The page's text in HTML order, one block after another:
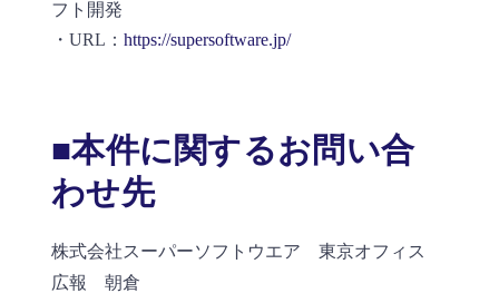
フト開発
・URL： https://supersoftware.jp/
■本件に関するお問い合
わせ先
株式会社スーパーソフトウエア 東京オフィス
広報 朝倉